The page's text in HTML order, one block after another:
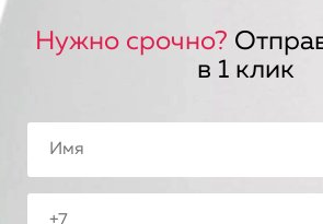
Нужно срочно?
в 1 клик